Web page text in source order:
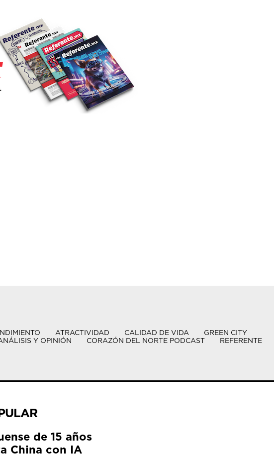
ATRACTIVIDAD CALIDAD DE VIDA
GREEN CITY
Y OPINIÓN
CORAZÓN DEL NORTE PODCAST REFERENTE
de 15 años
China con IA